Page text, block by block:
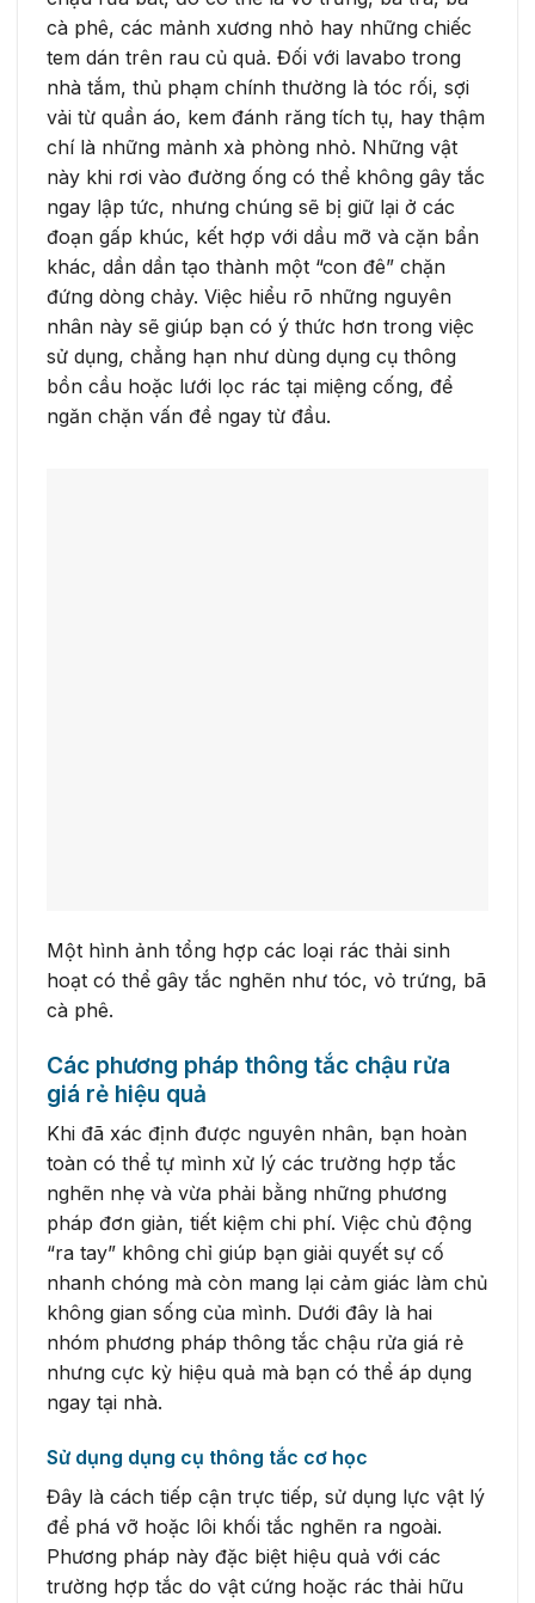
cà phê, các mảnh xương nhỏ hay những chiếc
tem dán trên rau củ quả. Đối với lavabo trong
nhà tắm, thủ phạm chính thường là tóc rối, sợi
vải từ quần áo, kem đánh răng tích tụ, hay thậm
chí là những mảnh xà phòng nhỏ. Những vật
này khi rơi vào đường ống có thể không gây tắc
ngay lập tức, nhưng chúng sẽ bị giữ lại ở các
đoạn gấp khúc, kết hợp với dầu mỡ và cặn bẩn
khác, dần dần tạo thành một “con đê” chặn
đứng dòng chảy. Việc hiểu rõ những nguyên
nhân này sẽ giúp bạn có ý thức hơn trong việc
sử dụng, chẳng hạn như dùng dụng cụ thông
bồn cầu hoặc lưới lọc rác tại miệng cống, để
ngăn chặn vấn đề ngay từ đầu.
Một hình ảnh tổng hợp các loại rác thải sinh
hoạt có thể gây tắc nghẽn như tóc, vỏ trứng, bã
cà phê.
Các phương pháp thông tắc chậu rửa
giá rẻ hiệu quả
Khi đã xác định được nguyên nhân, bạn hoàn
toàn có thể tự mình xử lý các trường hợp tắc
nghẽn nhẹ và vừa phải bằng những phương
pháp đơn giản, tiết kiệm chi phí. Việc chủ động
“ra tay” không chỉ giúp bạn giải quyết sự cố
nhanh chóng mà còn mang lại cảm giác làm chủ
không gian sống của mình. Dưới đây là hai
nhóm phương pháp thông tắc chậu rửa giá rẻ
nhưng cực kỳ hiệu quả mà bạn có thể áp dụng
ngay tại nhà.
Sử dụng dụng cụ thông tắc cơ học
Đây là cách tiếp cận trực tiếp, sử dụng lực vật lý
để phá vỡ hoặc lôi khối tắc nghẽn ra ngoài.
Phương pháp này đặc biệt hiệu quả với các
trường hợp tắc do vật cứng hoặc rác thải hữu